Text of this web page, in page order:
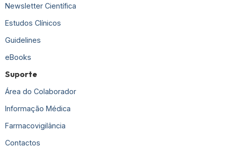
Newsletter Científica
Estudos Clínicos
Guidelines
eBooks
Suporte
Área do Colaborador
Informação Médica
Farmacovigilância
Contactos